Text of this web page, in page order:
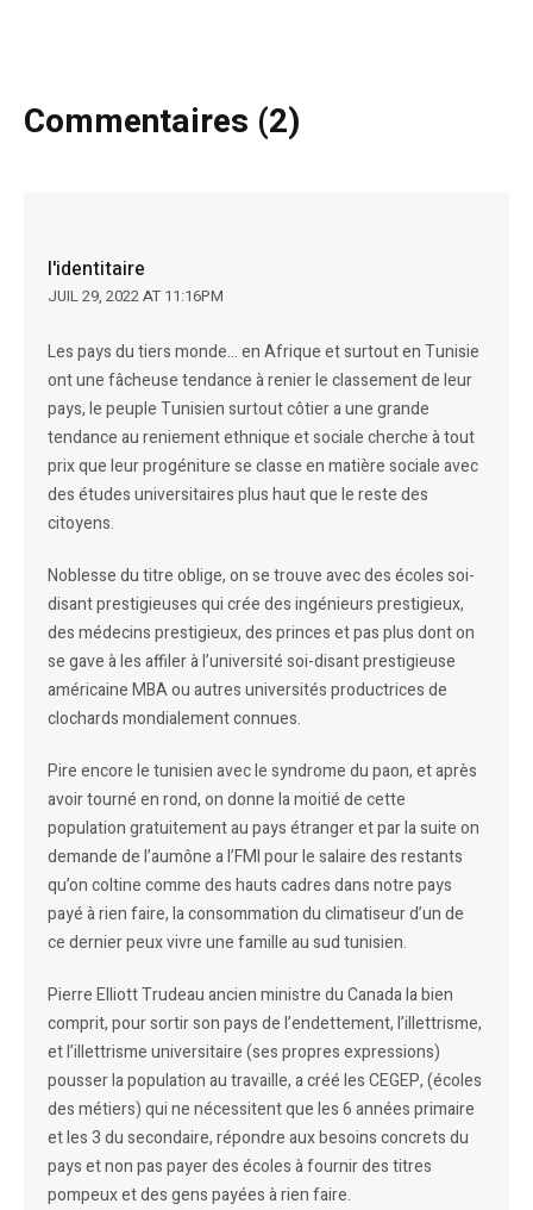
Commentaires (2)
l'identitaire
JUIL 29, 2022 AT 11:16PM
Les pays du tiers monde… en Afrique et surtout en Tunisie
ont une fâcheuse tendance à renier le classement de leur
pays, le peuple Tunisien surtout côtier a une grande
tendance au reniement ethnique et sociale cherche à tout
prix que leur progéniture se classe en matière sociale avec
des études universitaires plus haut que le reste des
citoyens.
Noblesse du titre oblige, on se trouve avec des écoles soi-
disant prestigieuses qui crée des ingénieurs prestigieux,
des médecins prestigieux, des princes et pas plus dont on
se gave à les affiler à l’université soi-disant prestigieuse
américaine MBA ou autres universités productrices de
clochards mondialement connues.
Pire encore le tunisien avec le syndrome du paon, et après
avoir tourné en rond, on donne la moitié de cette
population gratuitement au pays étranger et par la suite on
demande de l’aumône a l’FMI pour le salaire des restants
qu’on coltine comme des hauts cadres dans notre pays
payé à rien faire, la consommation du climatiseur d’un de
ce dernier peux vivre une famille au sud tunisien.
Pierre Elliott Trudeau ancien ministre du Canada la bien
comprit, pour sortir son pays de l’endettement, l’illettrisme,
et l’illettrisme universitaire (ses propres expressions)
pousser la population au travaille, a créé les CEGEP, (écoles
des métiers) qui ne nécessitent que les 6 années primaire
et les 3 du secondaire, répondre aux besoins concrets du
pays et non pas payer des écoles à fournir des titres
pompeux et des gens payées à rien faire.